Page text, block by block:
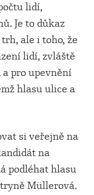
lidí,
Je to důkaz
ale i toho, že
lidí, zvláště
a pro upevnění
hlasu ulice a
si veřejně na
na
podléhat hlasu
Müllerová.